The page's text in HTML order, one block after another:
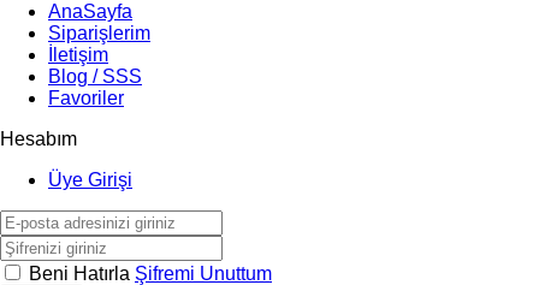
AnaSayfa
Siparişlerim
İletişim
Blog / SSS
Favoriler
Hesabım
Üye Girişi
Beni Hatırla Şifremi Unuttum